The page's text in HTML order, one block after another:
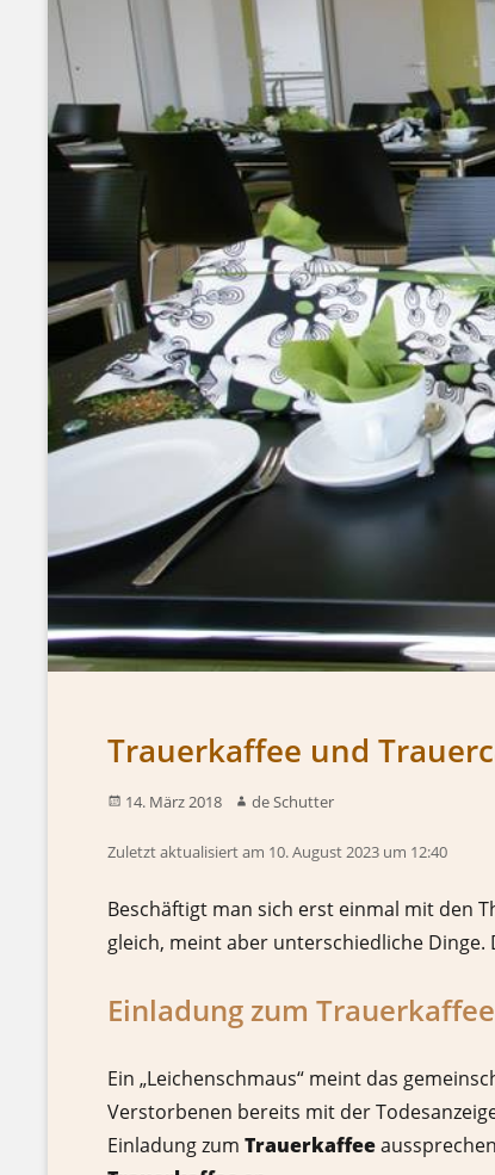
Trauerkaffee und
14. März 2018 de Schutter
Zuletzt aktualisiert am 10. August 2023 um 12:40
Beschäftigt man sich erst einmal mit den
gleich, meint aber unterschiedliche
Einladung zum
Ein „Leichenschmaus“ meint das
Verstorbenen bereits mit der
Einladung zum Trauerkaffee